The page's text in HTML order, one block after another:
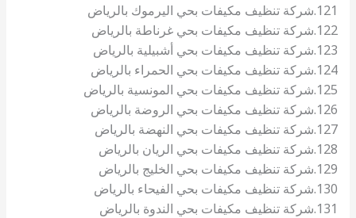
121.شركة تنظيف مكيفات بحي اليرموك بالرياض
122.شركة تنظيف مكيفات بحي غرناطة بالرياض
123.شركة تنظيف مكيفات بحي أشبيلية بالرياض
124.شركة تنظيف مكيفات بحي الحمراء بالرياض
125.شركة تنظيف مكيفات بحي المونسية بالرياض
126.شركة تنظيف مكيفات بحي الروضة بالرياض
127.شركة تنظيف مكيفات بحي النهضة بالرياض
128.شركة تنظيف مكيفات بحي الريان بالرياض
129.شركة تنظيف مكيفات بحي الخليج بالرياض
130.شركة تنظيف مكيفات بحي الفيحاء بالرياض
131.شركة تنظيف مكيفات بحي الندوة بالرياض